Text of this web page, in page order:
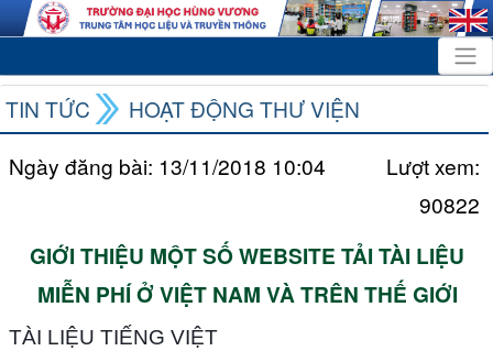
TIN TỨC
HOẠT ĐỘNG THƯ VIỆN
Ngày đăng bài: 13/11/2018 10:04
Lượt xem:
90822
GIỚI THIỆU MỘT SỐ WEBSITE TẢI TÀI LIỆU
MIỄN PHÍ Ở VIỆT NAM VÀ TRÊN THẾ GIỚI
TÀI LIỆU TIẾNG VIỆT